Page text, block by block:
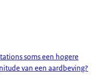
soms een hogere
van een aardbeving?